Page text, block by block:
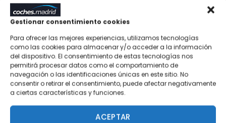
Gestionar consentimiento cookies
Para ofrecer las mejores experiencias, utilizamos tecnologías
como las cookies para almacenar y/o acceder a la información
del dispositivo. El consentimiento de estas tecnologías nos
permitirá procesar datos como el comportamiento de
navegación o las identificaciones únicas en este sitio. No
consentir o retirar el consentimiento, puede afectar negativamente
a ciertas características y funciones.
ACEPTAR
38.275€
HYUNDAI TUCSON PHEV
1.6T 252CV KLASS
Nuevo 1 km SIN MATRICULAR
Híbrido Enchufable
Blanco
Automático 0 (Azul) 60 meses